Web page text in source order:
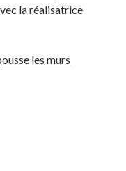
la réalisatrice